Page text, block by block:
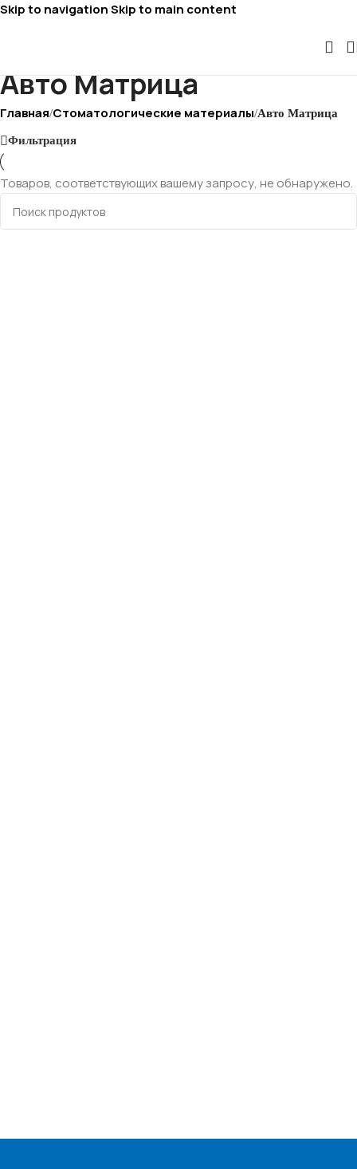
Skip to navigationSkip to main content
Авто Матрица
Главная/Стоматологические материалы/Авто Матрица
Фильтрация
Товаров, соответствующих вашему запросу, не обнаружено.